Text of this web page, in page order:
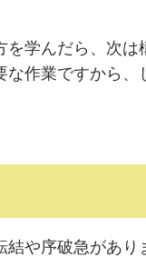
学んだら、次は
作業ですから、
や序破急があ